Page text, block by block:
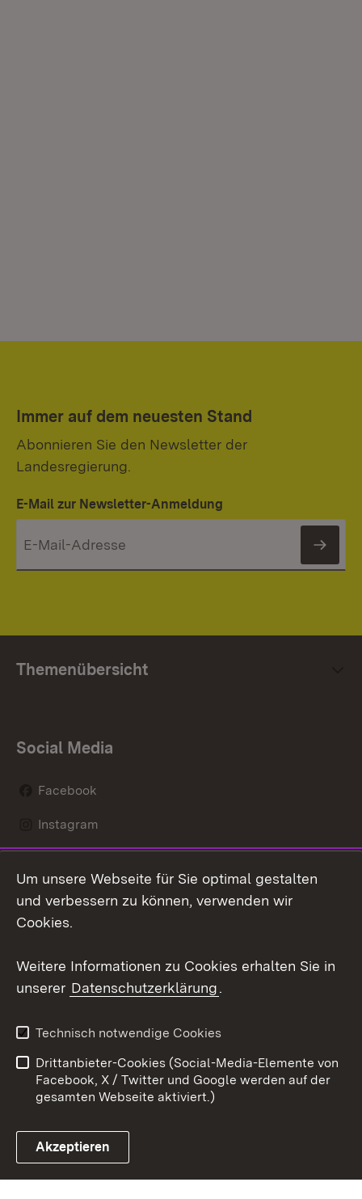
Immer auf dem neuesten Stand
Abonnieren Sie den Newsletter der
Landesregierung.
E-Mail zur Newsletter-Anmeldung
Themenübersicht
Social Media
Facebook
Instagram
Mastodon
Youtube
Link zum Landesportal
Kontakt
Datenschutz
Barrierefreiheit
Impressum Cookies
Um unsere Webseite für Sie optimal gestalten
und verbessern zu können, verwenden wir
Cookies.
Weitere Informationen zu Cookies erhalten Sie in
unserer Datenschutzerklärung.
Technisch notwendige Cookies
Drittanbieter-Cookies (Social-Media-Elemente von
Facebook, X / Twitter und Google werden auf der
gesamten Webseite aktiviert.)
Akzeptieren